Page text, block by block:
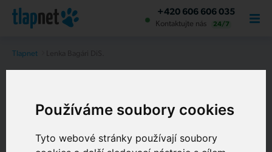
Používáme soubory cookies
Tyto webové stránky používají soubory
+420 606 606 035
Kontaktujte nás 24/7
Tlapnet